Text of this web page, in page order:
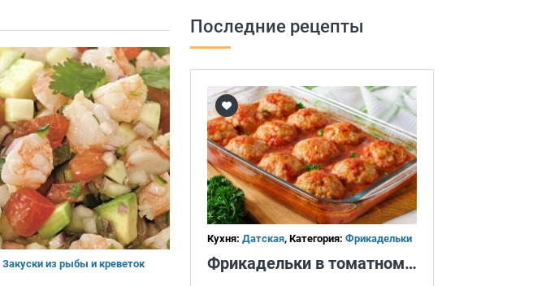
Закуски из рыбы и креветок
Последние рецепты
Кухня: Датская, Категория: Фрикадельки
Фрикадельки в томатном соусе